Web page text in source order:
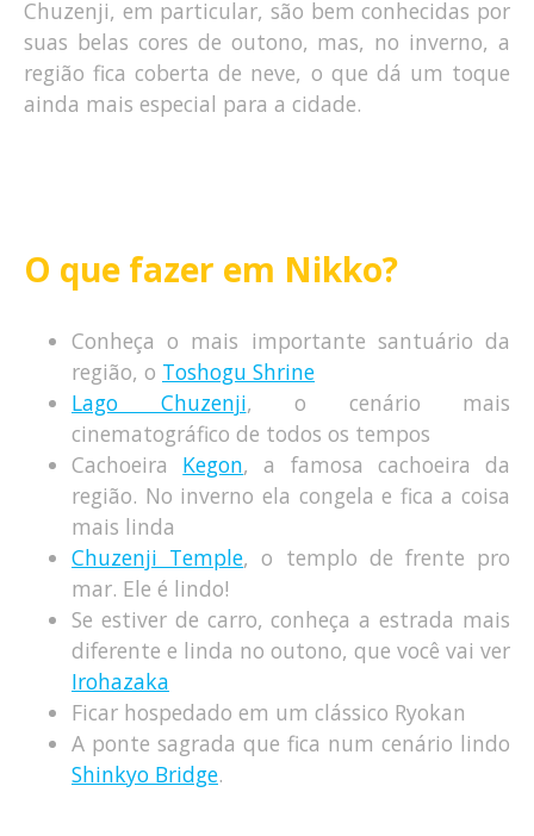
Chuzenji, em particular, são bem conhecidas por
suas belas cores de outono, mas, no inverno, a
região fica coberta de neve, o que dá um toque
ainda mais especial para a cidade.
O que fazer em Nikko?
Conheça o mais importante santuário da
região, o Toshogu Shrine
Lago Chuzenji, o cenário mais
cinematográfico de todos os tempos
Cachoeira Kegon, a famosa cachoeira da
região. No inverno ela congela e fica a coisa
mais linda
Chuzenji Temple, o templo de frente pro
mar. Ele é lindo!
Se estiver de carro, conheça a estrada mais
diferente e linda no outono, que você vai ver
Irohazaka
Ficar hospedado em um clássico Ryokan
A ponte sagrada que fica num cenário lindo
Shinkyo Bridge.